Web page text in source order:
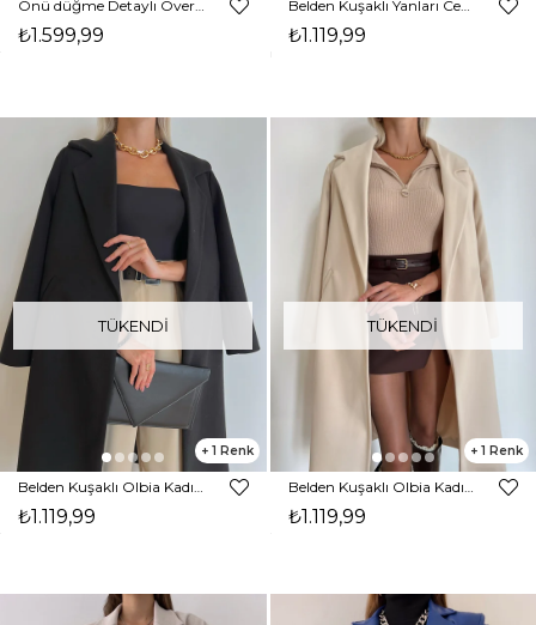
₺1.599,99
Belden Kuşaklı Yanları Cep Detaylı Stefan Kadın Kahve Kaşe Kaban 23K000118
₺1.119,99
TÜKENDI
1
₺1.119,99
TÜKENDI
1
₺1.119,99